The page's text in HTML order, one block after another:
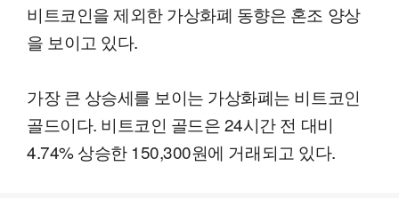
비트코인을 제외한 가상화폐 동향은 혼조 양상
을 보이고 있다.
가장 큰 상승세를 보이는 가상화폐는 비트코인
골드이다. 비트코인 골드은 24시간 전 대비
4.74% 상승한 150,300원에 거래되고 있다.